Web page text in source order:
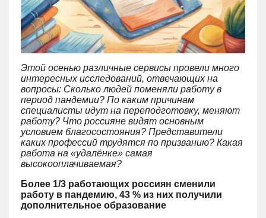
Этой осенью различные сервисы провели много
интересных исследований, отвечающих на
вопросы: Сколько людей поменяли работу в
период пандемии? По каким причинам
специалисты идут на переподготовку, меняют
работу? Что россияне видят основным
условием благосостояния? Представители
каких профессий трудятся по призванию? Какая
работа на «удалёнке» самая
высокооплачиваемая?
Более 1/3 работающих россиян сменили
работу в пандемию, 43 % из них получили
дополнительное образование